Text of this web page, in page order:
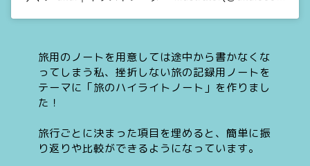
旅用のノートを用意しては途中から書かなくな
ってしまう私、挫折しない旅の記録用ノートを
テーマに「旅のハイライトノート」を作りまし
た！
旅行ごとに決まった項目を埋めると、簡単に振
り返りや比較ができるようになっています。